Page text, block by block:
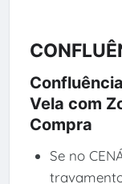
Vela com
Compra
Se no